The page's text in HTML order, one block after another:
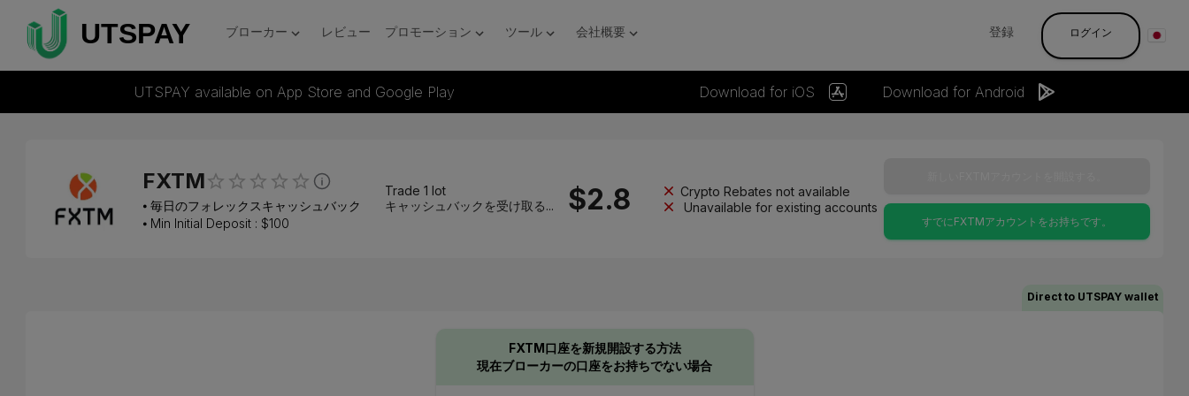
ブローカー レビュー プロモーション ツール 会社概要 登録 ログイン
UTSPAY available on App Store and Google Play Download for iOS Download for Android
FXTM
⦁ 毎日のフォレックスキャッシュバック
⦁ Min Initial Deposit : $100
Trade 1 lot
キャッシュバックを受け取る...
$2.8
Crypto Rebates not available
Unavailable for existing accounts
すでにFXTMアカウントをお持ちです。
Direct to UTSPAY wallet
FXTM口座を新規開設する方法
現在ブローカーの口座をお持ちでない場合